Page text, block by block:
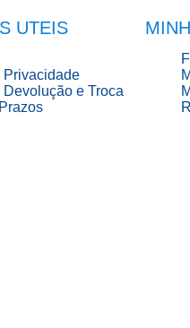
UTEIS
Privacidade
e Troca